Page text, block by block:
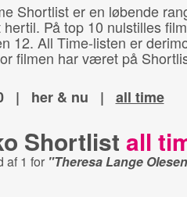
Shortlist er en løbende
hertil. På top 10 nulstilles
12. All Time-listen er
filmen har været på
| her & nu | all time
Shortlist all
af 1 for "Theresa Lange